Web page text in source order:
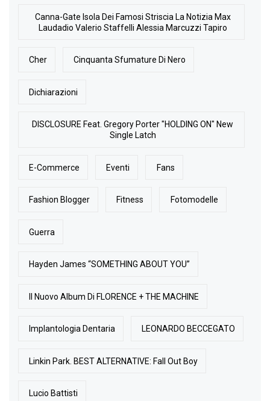
Canna-Gate Isola Dei Famosi Striscia La Notizia Max
Laudadio Valerio Staffelli Alessia Marcuzzi Tapiro
Cher Cinquanta Sfumature Di Nero
Dichiarazioni
DISCLOSURE Feat. Gregory Porter "HOLDING ON" New
Single Latch
E-Commerce Eventi Fans
Fashion Blogger Fitness Fotomodelle
Guerra
Hayden James “SOMETHING ABOUT YOU”
Il Nuovo Album Di FLORENCE + THE MACHINE
Implantologia Dentaria LEONARDO BECCEGATO
Linkin Park. BEST ALTERNATIVE: Fall Out Boy
Lucio Battisti